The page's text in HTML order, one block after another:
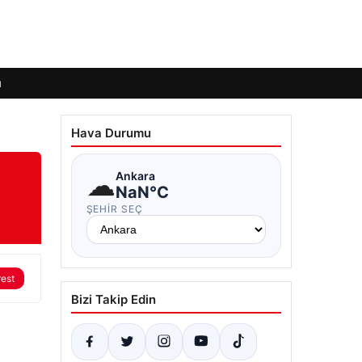
Hava Durumu
☁Ankara
NaN°C
ŞEHIR SEÇ
Bizi Takip Edin